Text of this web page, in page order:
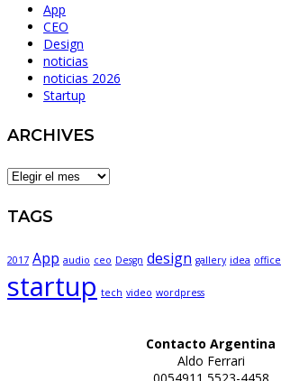
App
CEO
Design
noticias
noticias 2026
Startup
ARCHIVES
ARCHIVES
TAGS
2017 App audio ceo Desgn design gallery idea office
startup tech video wordpress
Contacto Argentina
Aldo Ferrari